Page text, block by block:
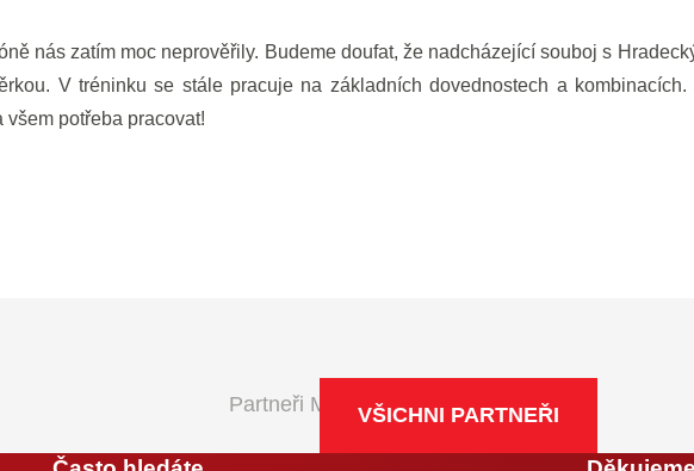
nás zatím moc neprověřily. Budeme doufat, že nadcházející souboj s
V tréninku se stále pracuje na základních dovednostech a
všem potřeba pracovat!
Partneři Maxa NBLVŠICHNI PARTNEŘI